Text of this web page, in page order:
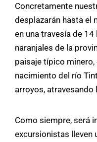
Concretamente
desplazarán hasta el
en una travesía de
naranjales de la
paisaje típico
nacimiento del río
arroyos, atravesando
Como siempre, será
excursionistas lleven